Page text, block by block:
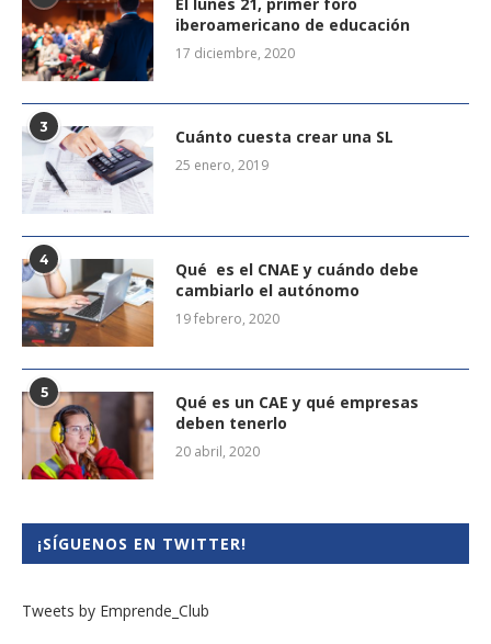
iberoamericano de educación
17 diciembre, 2020
3 Cuánto cuesta crear una SL
25 enero, 2019
4
Qué es el CNAE y cuándo debe
cambiarlo el autónomo
19 febrero, 2020
5
Qué es un CAE y qué empresas
deben tenerlo
20 abril, 2020
¡SÍGUENOS EN TWITTER!
Tweets by Emprende_Club